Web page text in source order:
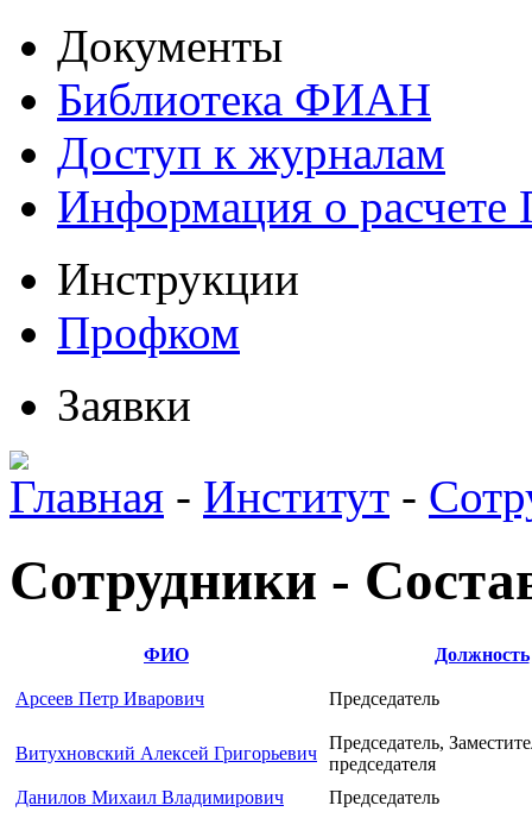
Документы
Библиотека ФИАН
Доступ к журналам
Информация о
Инструкции
Профком
Заявки
Главная - Институт -
Сотрудники -
ФИО Должность
Арсеев Петр Иварович Председатель
Витухновский Алексей Григорьевич
Председатель,
председателя
Данилов Михаил Владимирович
Председатель